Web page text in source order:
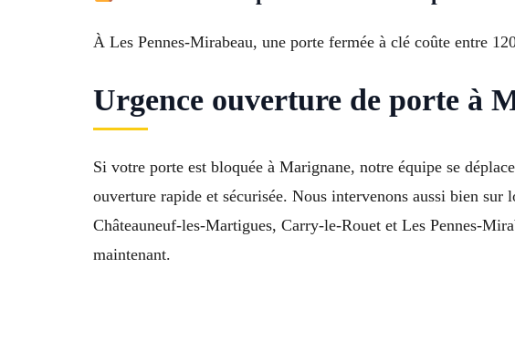
À Les Pennes-Mirabeau, une porte fermée à clé coûte entre
Urgence ouverture de porte à
Si votre porte est bloquée à Marignane, notre équipe se
ouverture rapide et sécurisée. Nous intervenons aussi bien
Châteauneuf-les-Martigues, Carry-le-Rouet et Les Pennes-
maintenant.